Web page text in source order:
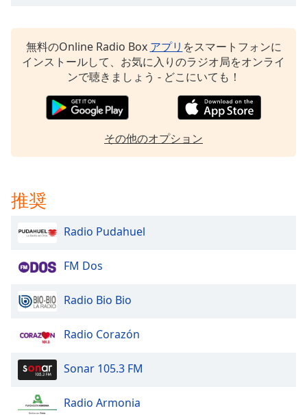
Family
無料のOnline Radio Box アプリ をスマートフォンに
インストールして、お気に入りのラジオ局をオンライ
ンで聴きましょう - どこにいても！
その他のオプション
推奨
Radio Pudahuel
FM Dos
Radio Bio Bio
Radio Corazón
Sonar 105.3 FM
Radio Armonia